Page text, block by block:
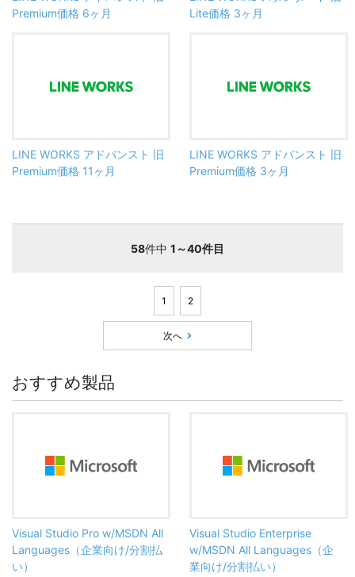
Premium価格 6ヶ月
Lite価格 3ヶ月
LINE WORKS アドバンスト 旧
Premium価格 11ヶ月
LINE WORKS アドバンスト 旧
Premium価格 3ヶ月
58件中 1～40件目
1 2
次へ
おすすめ製品
Visual Studio Pro w/MSDN All
Languages（企業向け/分割払
い）
Visual Studio Enterprise
w/MSDN All Languages（企
業向け/分割払い）